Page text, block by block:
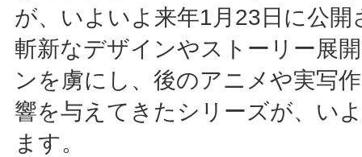
が、いよいよ来年1月23日に公開
斬新なデザインやストーリー展
ンを虜にし、後のアニメや実写
響を与えてきたシリーズが、い
ます。